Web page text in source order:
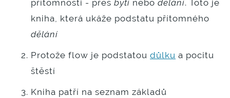
přítomnosti - přes bytí nebo dělání. Toto je
kniha, která ukáže podstatu přítomného
dělání
Protože flow je podstatou důlku a pocitu
štěstí
Kniha patří na seznam základů